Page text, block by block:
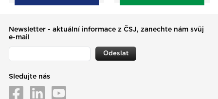
Newsletter - aktuální informace z ČSJ, zanechte nám svůj
e-mail
Odeslat
Sledujte nás